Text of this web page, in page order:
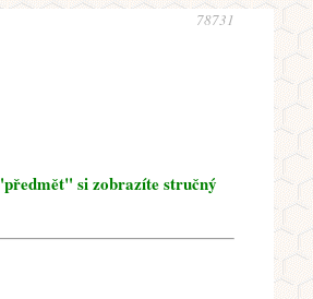
78731
si zobrazíte stručný